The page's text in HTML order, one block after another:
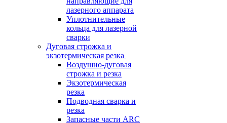
лазерного аппарата
Уплотнительные
кольца для лазерной
сварки
Дуговая строжка и
экзотермическая резка
Воздушно-дуговая
строжка и резка
Экзотермическая
резка
Подводная сварка и
резка
Запасные части ARC